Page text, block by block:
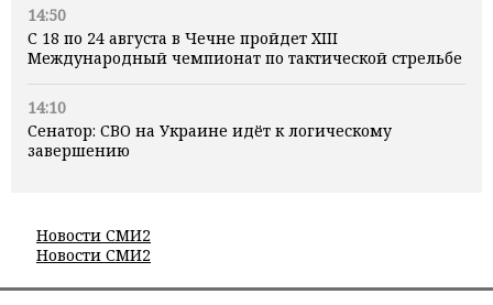
14:50
С 18 по 24 августа в Чечне пройдет XIII
Международный чемпионат по тактической стрельбе
14:10
Сенатор: СВО на Украине идёт к логическому
завершению
Новости СМИ2
Новости СМИ2